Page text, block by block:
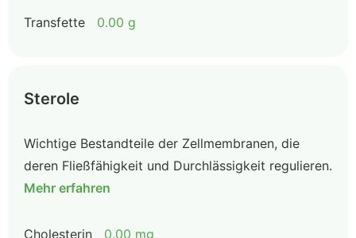
Transfette 0.00 g
Sterole
Wichtige Bestandteile der Zellmembranen, die
deren Fließfähigkeit und Durchlässigkeit regulieren.
Mehr erfahren
Cholesterin 0.00 mg